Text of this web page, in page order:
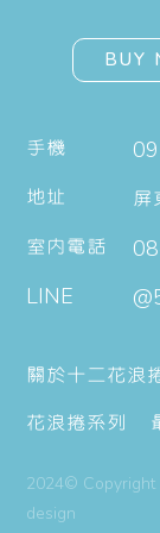
BUY
手機
地址
屏
室內電話
LINE
關於十二花浪
花浪捲系列
2024© Copyright
design